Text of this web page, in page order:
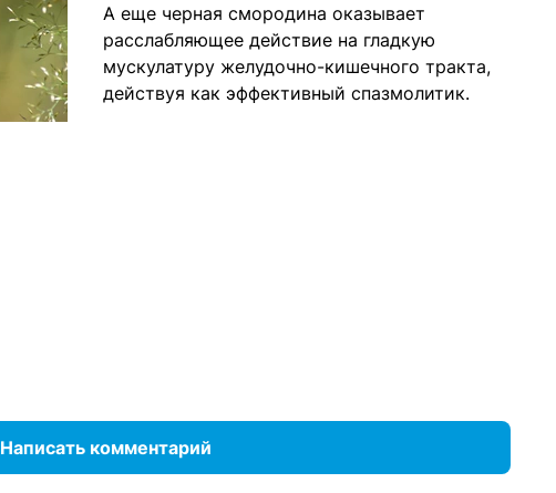
А еще черная смородина оказывает
расслабляющее действие на гладкую
мускулатуру желудочно-кишечного тракта,
действуя как эффективный спазмолитик.
Написать комментарий